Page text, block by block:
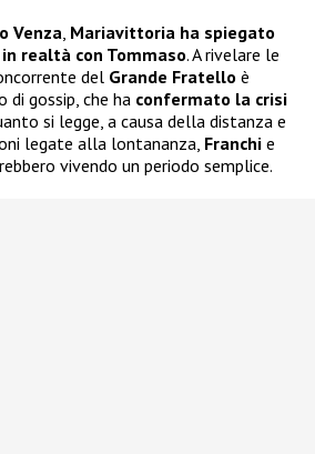
Venza Mariavittoria ha spiegato
realtà con Tommaso. A rivelare le
del Grande Fratello è
di gossip, che ha confermato la crisi
si legge, a causa della distanza e
legate alla lontananza, Franchi e
vivendo un periodo semplice.